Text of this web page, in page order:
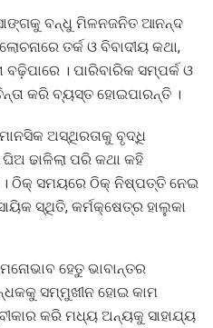
ବନ୍ଧୁ ମିଳନଜନିତ ଆନନ୍ଦ
ତର୍କ ଓ ବିବାଦୀୟ କଥା,
। ପାରିବାରିକ ସମ୍ପର୍କ ଓ
କରି ବ୍ୟସ୍ତ ହୋଇପାରନ୍ତି ।
ଅସ୍ଥିରତାକୁ ବୃଦ୍ଧି
ଢାଳିଲା ପରି କଥା କହି
ଠିକ୍‌ ସମୟରେ ଠିକ୍‌ ନିଷ୍ପତ୍ତି ନେଇ
ସ୍ଥିତି, କର୍ମକ୍ଷେତ୍ର ହାଲୁକା
ହେତୁ ଭାବାନ୍ତର
ସମ୍ମୁଖୀନ ହୋଇ କାମ
କରି ମଧ୍ୟ ଅନ୍ୟକୁ ସାହାଯ୍ୟ